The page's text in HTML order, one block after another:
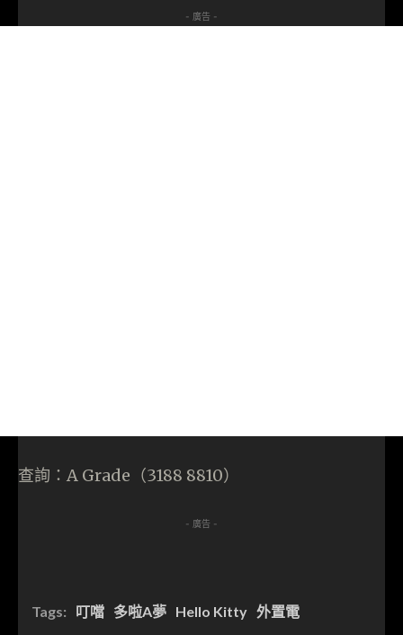
- 廣告 -
查詢：A Grade（3188 8810）
- 廣告 -
Tags: 叮噹 多啦A夢 Hello Kitty 外置電